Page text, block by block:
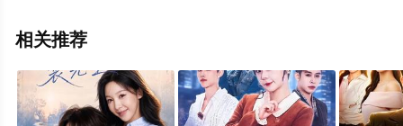
相关推荐